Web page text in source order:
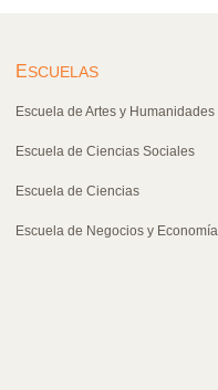
ESCUELAS
Escuela de Artes y Humanidades
Escuela de Ciencias Sociales
Escuela de Ciencias
Escuela de Negocios y Economía